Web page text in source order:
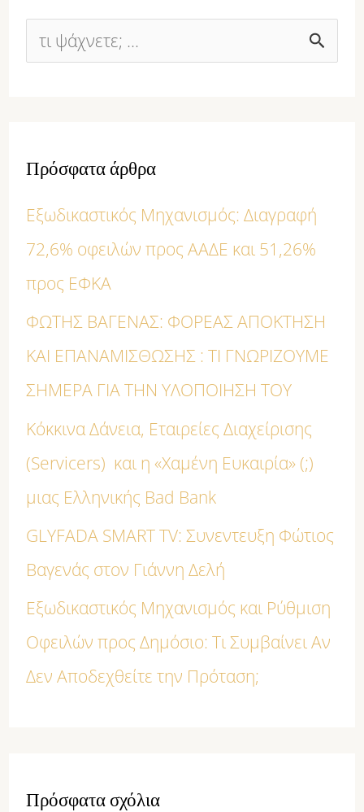
ή
τ
η
σ
η
γ
ι
α
:
Πρόσφατα άρθρα
Εξωδικαστικός Μηχανισμός: Διαγραφή
72,6% οφειλών προς ΑΑΔΕ και 51,26%
προς ΕΦΚΑ
ΦΩΤΗΣ ΒΑΓΕΝΑΣ: ΦΟΡΕΑΣ ΑΠΟΚΤΗΣΗ
ΚΑΙ ΕΠΑΝΑΜΙΣΘΩΣΗΣ : ΤΙ ΓΝΩΡΙΖΟΥΜΕ
ΣΗΜΕΡΑ ΓΙΑ ΤΗΝ ΥΛΟΠΟΙΗΣΗ ΤΟΥ
Κόκκινα Δάνεια, Εταιρείες Διαχείρισης
(Servicers) και η «Χαμένη Ευκαιρία» (;)
μιας Ελληνικής Bad Bank
GLYFADA SMART TV: Συνεντευξη Φώτιος
Βαγενάς στον Γιάννη Δελή
Εξωδικαστικός Μηχανισμός και Ρύθμιση
Οφειλών προς Δημόσιο: Τι Συμβαίνει Αν
Δεν Αποδεχθείτε την Πρόταση;
Πρόσφατα σχόλια